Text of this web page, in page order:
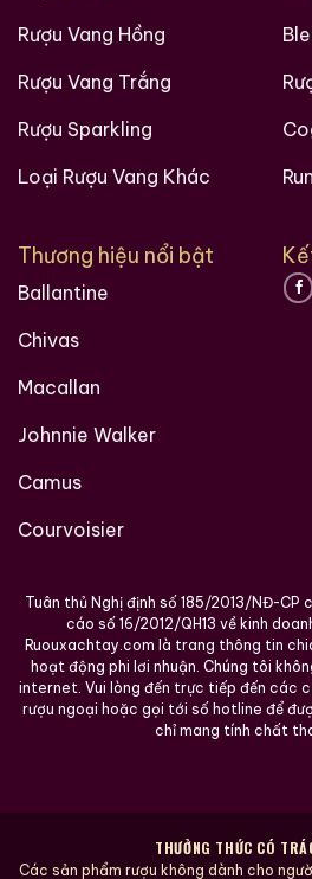
Các loại rượu sưu tầm quý
Ruouxachtay.com
RUOUXACHTAY.COM –
XÁCH TAY UY TÍN TẠI HCM
xách taychính hãng, chất lượng
tôi mang đến dịch vụ trọn gói:
trực tiếp, kiểm định rõ ràng, giữ
Chúng tôi mang đến đa dạng
cao cấp như:Rượu Chivas 12 ,
Chivas 21, Rượu Chivas 25,
bản Chivas xách tayđược
hương vị tinh tế, đẳng cấp
Địa chỉ: 1061 Phạm Văn
Rượu Vang Hồng
Rượu Vang Trắng
Rượu Sparkling
Loại Rượu Vang Khác
Thương hiệu nổi bật
Ballantine
Chivas
Macallan
Johnnie Walker
Camus
Courvoisier
Tuân thủ Nghị định số 185/2013/NĐ-CP
cáo số 16/2012/QH13 về kinh
Ruouxachtay.com là trang thông tin
hoạt động phi lơi nhuận. Chúng tôi
internet. Vui lòng đến trực tiếp đến các
rượu ngoại hoặc gọi tới số hotline để
chỉ mang tính chất
THƯỞNG THỨC CÓ
Các sản phẩm rượu không dành cho